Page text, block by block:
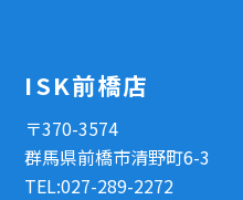
ISK前橋店
〒370-3574
群馬県前橋市清野町6-3
TEL:027-289-2272